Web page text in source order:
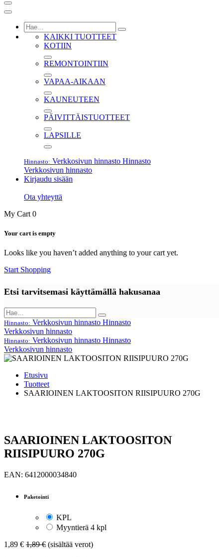
KAIKKI TUOTTEET
KOTIIN
REMONTOINTIIN
VAPAA-AIKAAN
KAUNEUTEEN
PÄIVITTÄISTUOTTEET
LAPSILLE
Hinnasto: Verkkosivun hinnasto Hinnasto
Verkkosivun hinnasto
Kirjaudu sisään
Ota yhteyttä
My Cart 0
Your cart is empty
Looks like you haven’t added anything to your cart yet.
Start Shopping
Etsi tarvitsemasi käyttämällä hakusanaa
Hinnasto: Verkkosivun hinnasto Hinnasto
Verkkosivun hinnasto
Hinnasto: Verkkosivun hinnasto Hinnasto
Verkkosivun hinnasto
Etusivu
Tuotteet
SAARIOINEN LAKTOOSITON RIISIPUURO 270G
SAARIOINEN LAKTOOSITON
RIISIPUURO 270G
EAN: 6412000034840
Paketointi
KPL
Myyntierä 4 kpl
1,89 € 1,89€ (sisältää verot)